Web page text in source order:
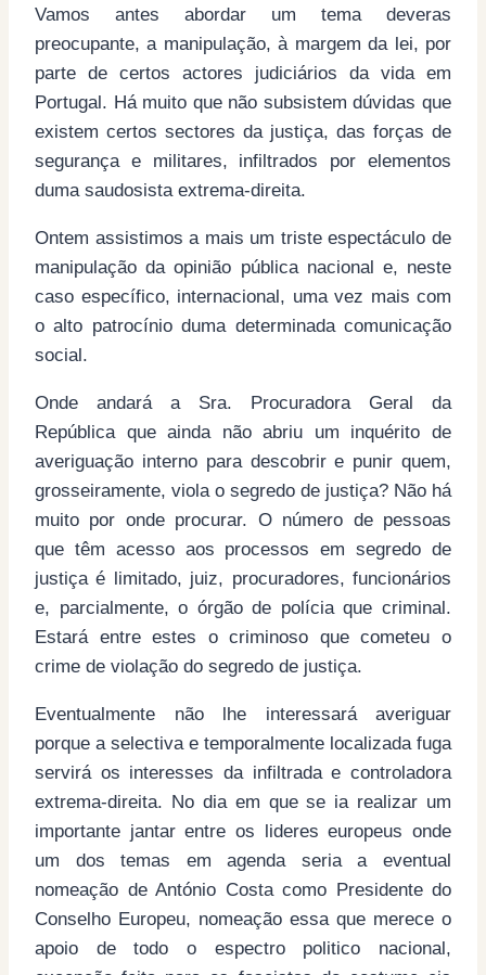
Vamos antes abordar um tema deveras
preocupante, a manipulação, à margem da lei, por
parte de certos actores judiciários da vida em
Portugal. Há muito que não subsistem dúvidas que
existem certos sectores da justiça, das forças de
segurança e militares, infiltrados por elementos
duma saudosista extrema-direita.
Ontem assistimos a mais um triste espectáculo de
manipulação da opinião pública nacional e, neste
caso específico, internacional, uma vez mais com
o alto patrocínio duma determinada comunicação
social.
Onde andará a Sra. Procuradora Geral da
República que ainda não abriu um inquérito de
averiguação interno para descobrir e punir quem,
grosseiramente, viola o segredo de justiça? Não há
muito por onde procurar. O número de pessoas
que têm acesso aos processos em segredo de
justiça é limitado, juiz, procuradores, funcionários
e, parcialmente, o órgão de polícia que criminal.
Estará entre estes o criminoso que cometeu o
crime de violação do segredo de justiça.
Eventualmente não lhe interessará averiguar
porque a selectiva e temporalmente localizada fuga
servirá os interesses da infiltrada e controladora
extrema-direita. No dia em que se ia realizar um
importante jantar entre os lideres europeus onde
um dos temas em agenda seria a eventual
nomeação de António Costa como Presidente do
Conselho Europeu, nomeação essa que merece o
apoio de todo o espectro politico nacional,